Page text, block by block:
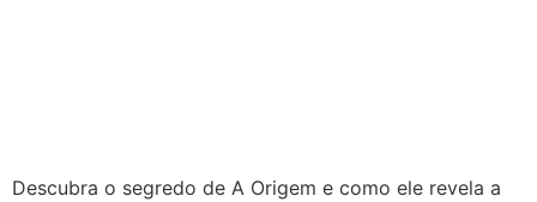
Descubra o segredo de A Origem e como ele revela a